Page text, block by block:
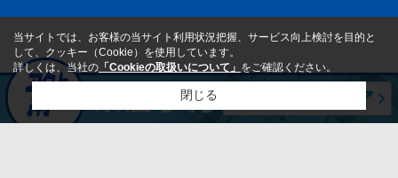
当サイトでは、お客様の当サイト利用状況把握、サービス向上検討を目的と
して、クッキー（Cookie）を使用しています。
詳しくは、当社の 「Cookieの取扱いについて」 をご確認ください。
閉じる